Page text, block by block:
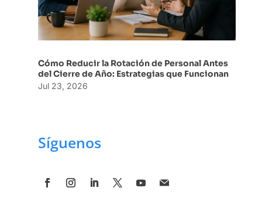
Cómo Reducir la Rotación de Personal Antes
del Cierre de Año: Estrategias que Funcionan
Jul 23, 2026
Síguenos